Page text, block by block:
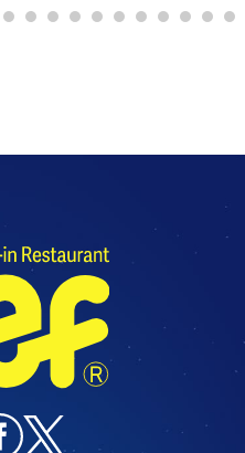
2
2
2
2
2
2
2
2
2
2
3